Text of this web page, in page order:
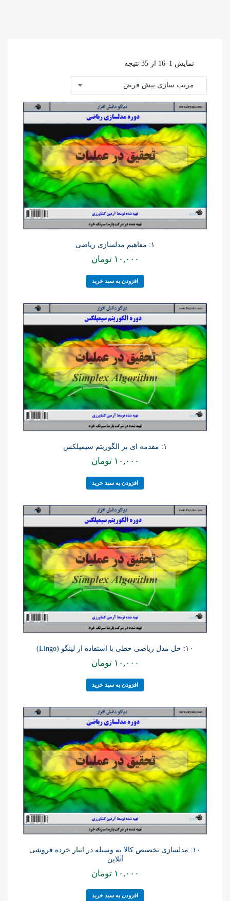
نمایش 1–16 از 35 نتیجه
۱: مفاهیم مدلسازی ریاضی
۱۰,۰۰۰ تومان
افزودن به سبد خرید
۱: مقدمه ای بر الگوریتم سیمپلکس
۱۰,۰۰۰ تومان
افزودن به سبد خرید
۱۰: حل مدل ریاضی خطی با استفاده از لینگو (Lingo)
۱۰,۰۰۰ تومان
افزودن به سبد خرید
۱۰: مدلسازی تخصیص کالا به وسیله در انبار خرده فروشی
آنلاین
۱۰,۰۰۰ تومان
افزودن به سبد خرید